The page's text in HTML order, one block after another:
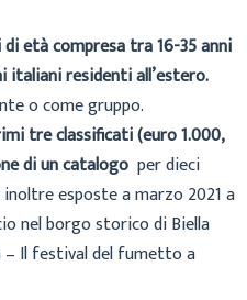
età compresa tra 16-35 anni
residenti all’estero.
o come gruppo.
tre classificati (euro 1.000,
di un catalogo per dieci
esposte a marzo 2021 a
nel borgo storico di Biella
– Il festival del fumetto a